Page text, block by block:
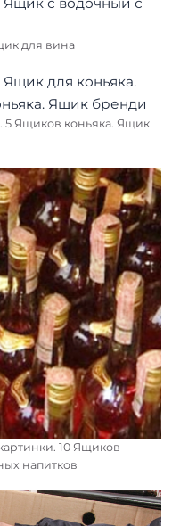
для вина
5 Ящиков коньяка. Ящик
10 Ящиков
напитков